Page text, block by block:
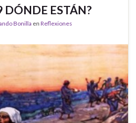
DÓNDE ESTÁN?
Bonilla en Reflexiones